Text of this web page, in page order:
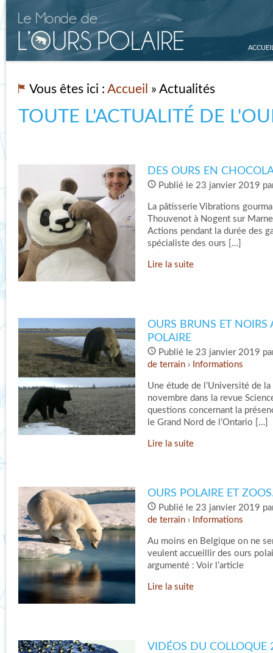
Vous êtes ici : Accueil » Actualités
TOUTE L'ACTUALITÉ DE
DES OURS EN
Publié le 23 janvier 2019
La pâtisserie Vibrations
Thouvenot à Nogent sur
Actions pendant la durée des
spécialiste des ours […]
Lire la suite
OURS BRUNS ET NOIRS
POLAIRE
Publié le 23 janvier 2019
de terrain › Informations
Une étude de l’Université de
novembre dans la revue
questions concernant la
le Grand Nord de l’Ontario […]
Lire la suite
OURS POLAIRE ET
Publié le 23 janvier 2019
de terrain › Informations
Au moins en Belgique on ne
veulent accueillir des ours
argumenté : Voir l’article
Lire la suite
VIDÉOS DU COLLOQUE